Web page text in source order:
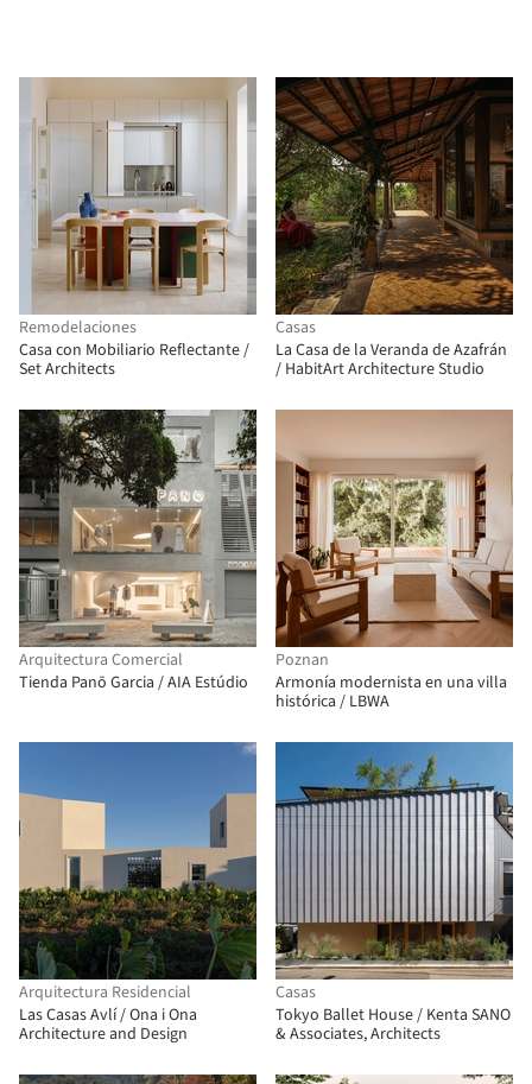
Remodelaciones
Casa con Mobiliario Reflectante /
Set Architects
Casas
La Casa de la Veranda de Azafrán
/ HabitArt Architecture Studio
Arquitectura Comercial
Tienda Panō Garcia / AIA Estúdio
Poznan
Armonía modernista en una villa
histórica / LBWA
Arquitectura Residencial
Las Casas Avlí / Ona i Ona
Architecture and Design
Casas
Tokyo Ballet House / Kenta SANO
& Associates, Architects